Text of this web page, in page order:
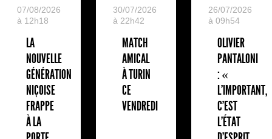
07/08/2026
à 12h18
LA
NOUVELLE
GÉNÉRATION
NIÇOISE
FRAPPE
À LA
30/07/2026
à 22h42
MATCH
AMICAL
À TURIN
CE
VENDREDI
26/07/2026
à 09h54
OLIVIER
PANTALONI
: «
L'IMPORTANT,
C'EST
L'ÉTAT